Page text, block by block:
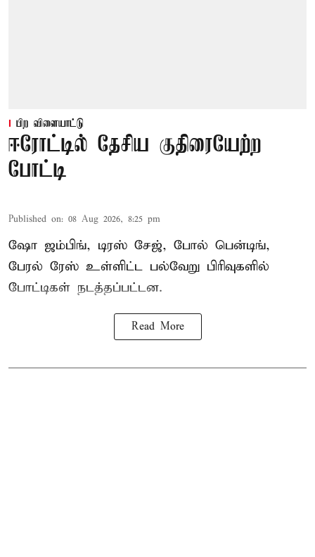
பிற விளையாட்டு
ஈரோட்டில் தேசிய குதிரையேற்ற
போட்டி
Published on: 08 Aug 2026, 8:25 pm
ஷோ ஜம்பிங், டிரஸ் சேஜ், போல் பென்டிங்,
பேரல் ரேஸ் உள்ளிட்ட பல்வேறு பிரிவுகளில்
போட்டிகள் நடத்தப்பட்டன.
Read More